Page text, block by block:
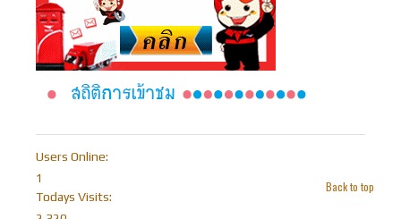
Back to top
Users Online:
1
Todays Visits: